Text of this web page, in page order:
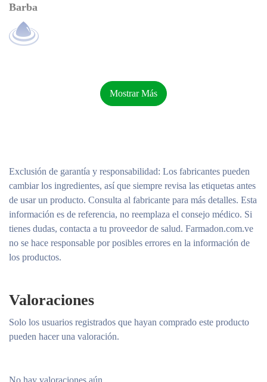
Barba
NIVEA)
Mostrar Más
Exclusión de garantía y responsabilidad: Los fabricantes pueden
cambiar los ingredientes, así que siempre revisa las etiquetas antes
de usar un producto. Consulta al fabricante para más detalles. Esta
información es de referencia, no reemplaza el consejo médico. Si
tienes dudas, contacta a tu proveedor de salud. Farmadon.com.ve
no se hace responsable por posibles errores en la información de
los productos.
Valoraciones
No hay valoraciones aún.
Solo los usuarios registrados que hayan comprado este producto
pueden hacer una valoración.